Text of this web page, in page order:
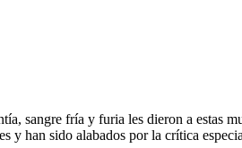
sangre fría y furia les dieron a estas
y han sido alabados por la crítica